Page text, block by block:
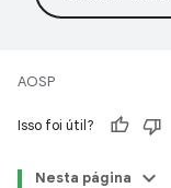
AOSP
Isso foi útil?
Nesta página